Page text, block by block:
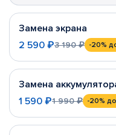
Замена экрана
2 590 ₽3 190 ₽ -20%
Замена
1 590 ₽1 990 ₽ -20%